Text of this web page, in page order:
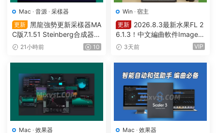
Mac · 音源 · 采樣器
更新 黑龍強勢更新采樣器MA
C版7.1.51 Steinberg合成器St
einberg HALion v7.1.51 MAC
21小時前 10
Win · 宿主
更新
2026.8.3最新水果FL 2
6.1.3！中文編曲軟件Image-L
ine – FL Studio Producer Edi
ugins WIN
3天前 VIP
Mac · 效果器
Mac · 效果器